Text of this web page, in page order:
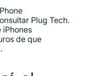
Plug Tech.
iPhones
de que